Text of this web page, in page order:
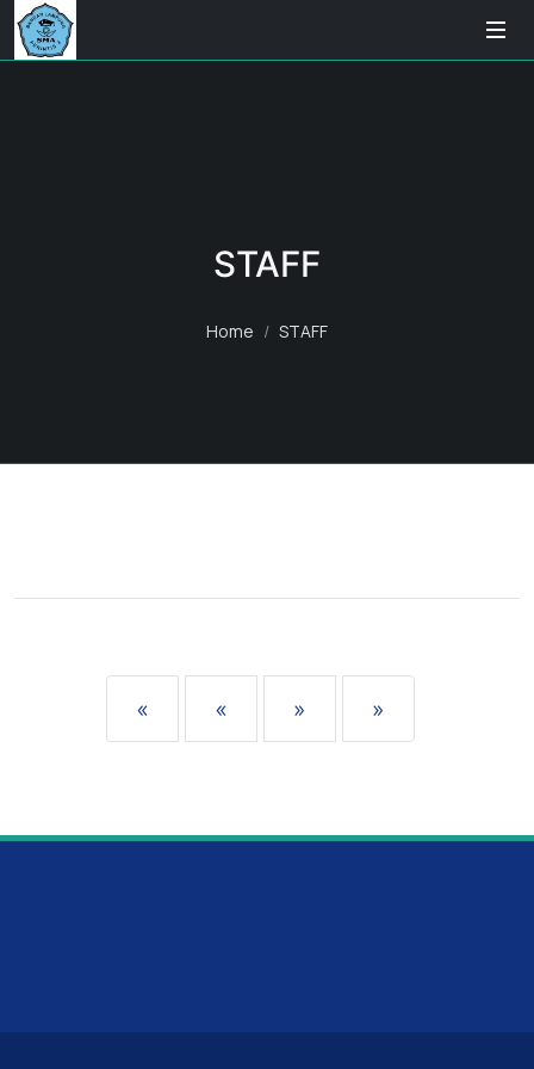
STAFF
Home STAFF
« « » »